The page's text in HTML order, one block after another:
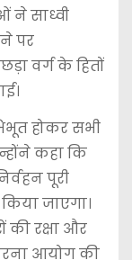
ने साध्वी
पर
वर्ग के हितों
होकर सभी
कहा कि
पूरी
जाएगा।
की रक्षा और
आयोग की